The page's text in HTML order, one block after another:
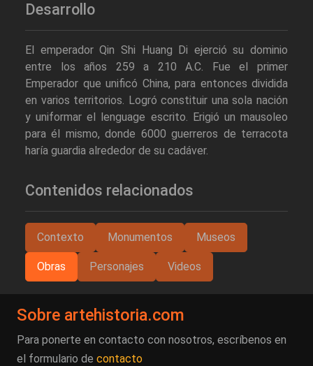
Desarrollo
El emperador Qin Shi Huang Di ejerció su dominio
entre los años 259 a 210 A.C. Fue el primer
Emperador que unificó China, para entonces dividida
en varios territorios. Logró constituir una sola nación
y uniformar el lenguage escrito. Erigió un mausoleo
para él mismo, donde 6000 guerreros de terracota
haría guardia alrededor de su cadáver.
Contenidos relacionados
Contexto Monumentos Museos
Obras Personajes Videos
Sobre artehistoria.com
Para ponerte en contacto con nosotros, escríbenos en
el formulario de contacto